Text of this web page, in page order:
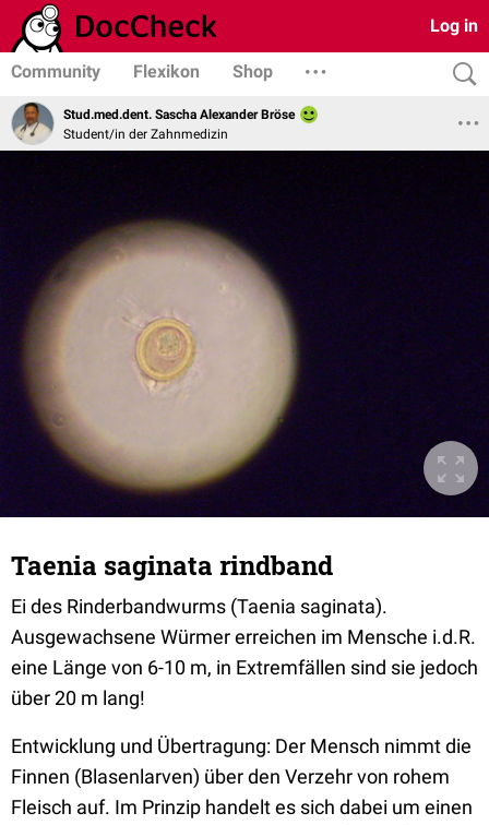
Log in
Community Flexikon Shop
Stud.med.dent. Sascha Alexander Bröse
Student/in der Zahnmedizin
Taenia saginata rindband
Ei des Rinderbandwurms (Taenia saginata).
Ausgewachsene Würmer erreichen im Mensche i.d.R.
eine Länge von 6-10 m, in Extremfällen sind sie jedoch
über 20 m lang!
Entwicklung und Übertragung: Der Mensch nimmt die
Finnen (Blasenlarven) über den Verzehr von rohem
Fleisch auf. Im Prinzip handelt es sich dabei um einen